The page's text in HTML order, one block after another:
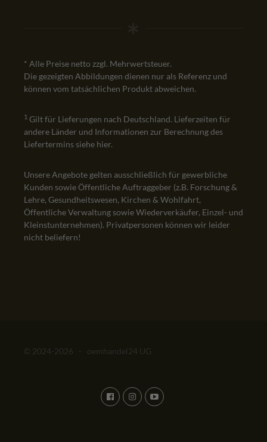
* Alle Preise netto zzgl. Mehrwertsteuer.
Die gezeigten Abbildungen dienen nur als Referenz und
können vom tatsächlichen Produkt abweichen.
1 Gilt für Lieferungen nach Deutschland. Lieferzeiten für
andere Länder und Informationen zur Berechnung des
Liefertermins siehe hier.
Unsere Angebote gelten ausschließlich für gewerbliche
Kunden sowie Öffentliche Auftraggeber (z.B. Forschung &
Lehre, Gesundheitswesen, Kirchen & Wohlfahrt,
Öffentliche Verwaltung sowie Wiederverkäufer, Einzel- und
Kleinstunternehmen). Privatpersonen können wir leider
nicht beliefern!
© 2024-2026 - oemhandel24 UG